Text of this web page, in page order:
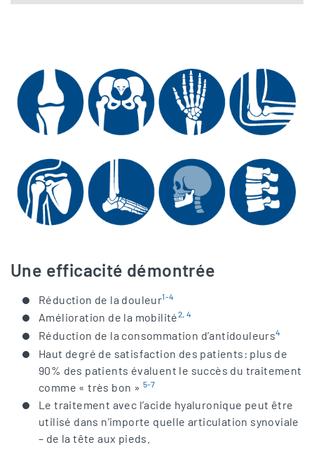
Une efficacité démontrée
Réduction de la douleur1-4
Amélioration de la mobilité2, 4
Réduction de la consommation d’antidouleurs4
Haut degré de satisfaction des patients: plus de
90% des patients évaluent le succès du traitement
comme « très bon » 5-7
Le traitement avec l’acide hyaluronique peut être
utilisé dans n’importe quelle articulation synoviale
– de la tête aux pieds.